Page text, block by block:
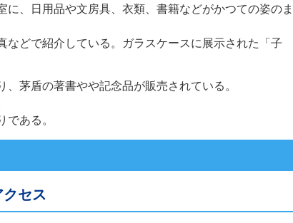
、日用品や文房具、衣類、書籍などがかつての姿のま
などで紹介している。ガラスケースに展示された「子
茅盾の著書やや記念品が販売されている。
ある。
セス